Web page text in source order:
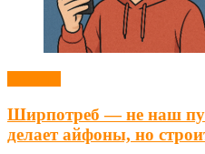
Ширпотреб — не наш
делает айфоны, но